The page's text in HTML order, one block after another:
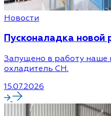
Новости
Пусконаладка новой
Запущено в работу наше
охладитель CH.
15.07.2026